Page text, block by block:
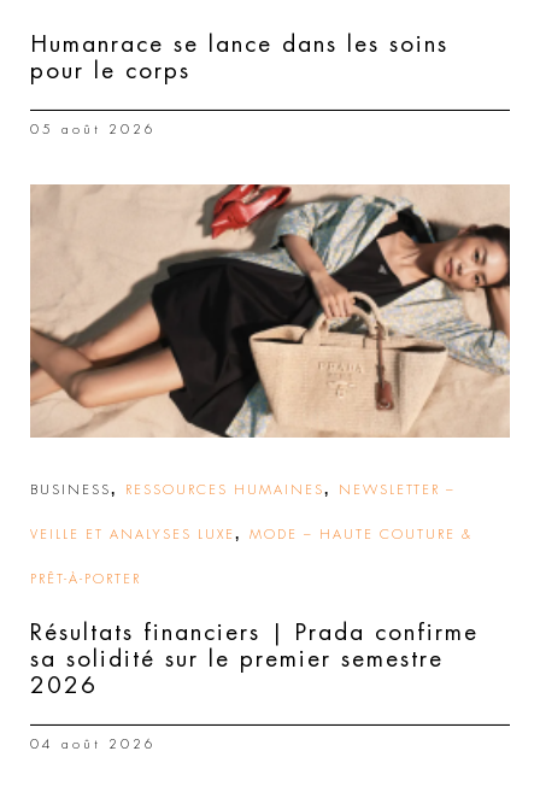
Humanrace se lance dans les soins
pour le corps
05 août 2026
BUSINESS, RESSOURCES HUMAINES, NEWSLETTER –
VEILLE ET ANALYSES LUXE , MODE – HAUTE COUTURE &
PRÊT-À-PORTER
Résultats financiers | Prada confirme
sa solidité sur le premier semestre
2026
04 août 2026